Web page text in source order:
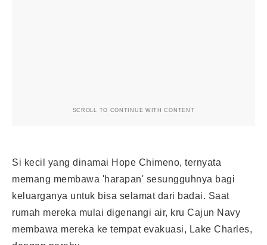
SCROLL TO CONTINUE WITH CONTENT
Si kecil yang dinamai Hope Chimeno, ternyata
memang membawa 'harapan' sesungguhnya bagi
keluarganya untuk bisa selamat dari badai. Saat
rumah mereka mulai digenangi air, kru Cajun Navy
membawa mereka ke tempat evakuasi, Lake Charles,